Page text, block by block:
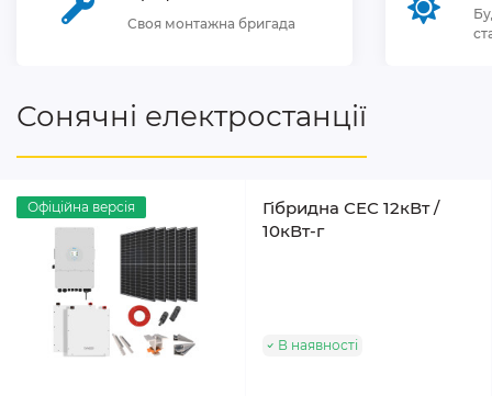
Своя монтажна бригада
Сонячні електростанції
Офіційна версія
Гібридна СЕС 12кВт /
10кВт-г
В наявності